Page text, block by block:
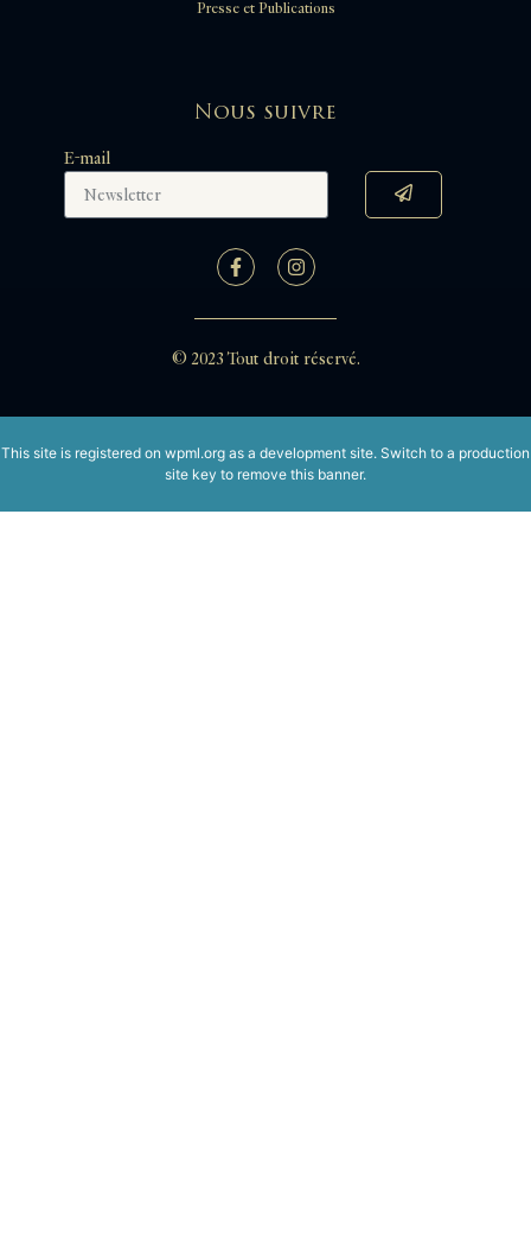
Presse et Publications
Nous suivre
E-mail
© 2023 Tout droit réservé.
This site is registered on wpml.org as a development site. Switch to a production
site key to remove this banner.